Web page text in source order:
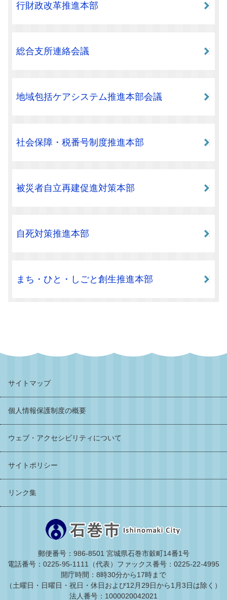
行財政改革推進本部
総合支所連絡会議
地域包括ケアシステム推進本部会議
社会保障・税番号制度推進本部
被災者自立再建促進対策本部
自死対策推進本部
まち・ひと・しごと創生推進本部
サイトマップ
個人情報保護制度の概要
ウェブ・アクセシビリティについて
サイトポリシー
リンク集
郵便番号：986-8501 宮城県石巻市穀町14番1号
電話番号：0225-95-1111（代表） ファックス番号：0225-22-4995
開庁時間：8時30分から17時まで
（土曜日・日曜日・祝日・休日および12月29日から1月3日は除く）
法人番号：1000020042021